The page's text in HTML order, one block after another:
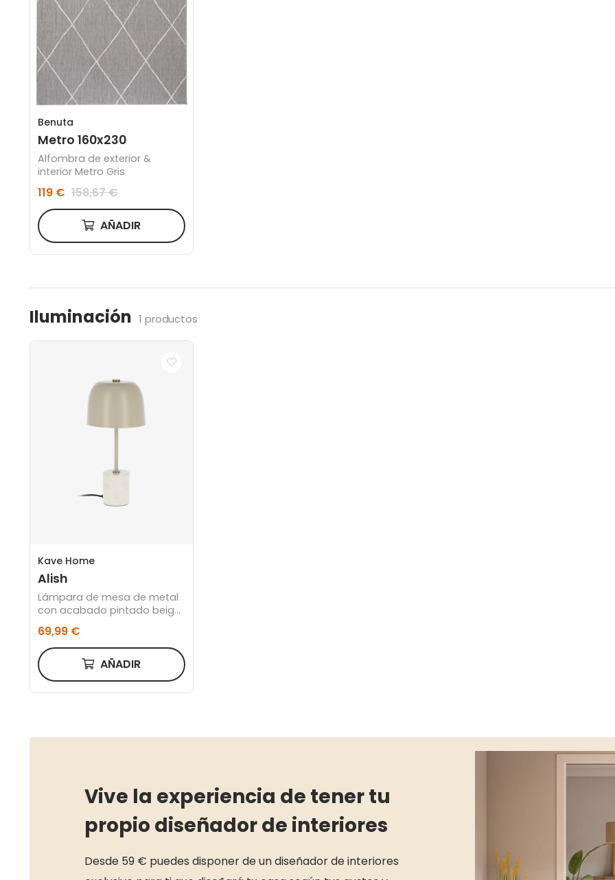
Benuta
Metro 160x230
Alfombra de exterior &
interior Metro Gris
119 € 158,67 €
AÑADIR
Iluminación 1 productos
Kave Home
Alish
Lámpara de mesa de metal
con acabado pintado beige
y mármol blanco
69,99 €
AÑADIR
Vive la experiencia de tener tu
propio diseñador de interiores
Desde 59 € puedes disponer de un diseñador de interiores